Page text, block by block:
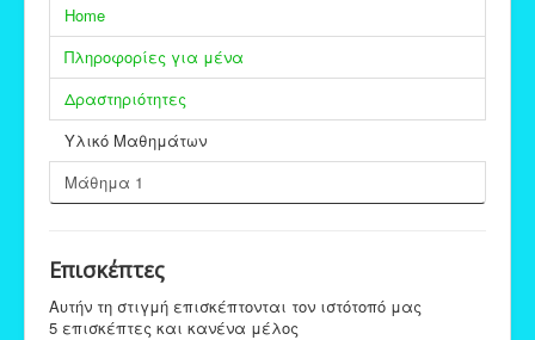
Home
Πληροφορίες για μένα
Δραστηριότητες
Υλικό Μαθημάτων
Μάθημα 1
Επισκέπτες
Αυτήν τη στιγμή επισκέπτονται τον ιστότοπό μας
5 επισκέπτες και κανένα μέλος